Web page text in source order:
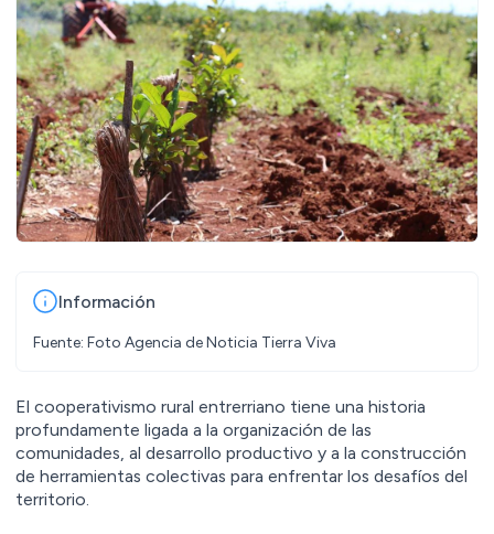
Información
Fuente: Foto Agencia de Noticia Tierra Viva
El cooperativismo rural entrerriano tiene una historia
profundamente ligada a la organización de las
comunidades, al desarrollo productivo y a la construcción
de herramientas colectivas para enfrentar los desafíos del
territorio.